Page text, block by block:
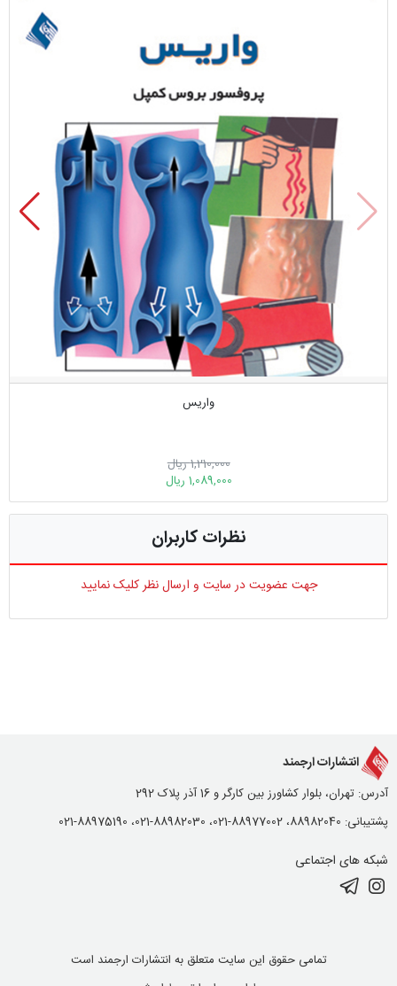
واریس
1,210,000 ریال
1,089,000 ریال
نظرات کاربران
جهت عضویت در سایت و ارسال نظر کلیک نمایید
انتشارات ارجمند
آدرس: تهران، بلوار کشاورز بین کارگر و 16 آذر پلاک 292
پشتیبانی: 88982040، 88977002-021، 88982030-021، 88975190-021
شبکه های اجتماعی
تمامی حقوق این سایت متعلق به انتشارات ارجمند است